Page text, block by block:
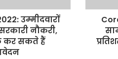
उम्मीदवारों
नौकरी,
कर सकते हैं